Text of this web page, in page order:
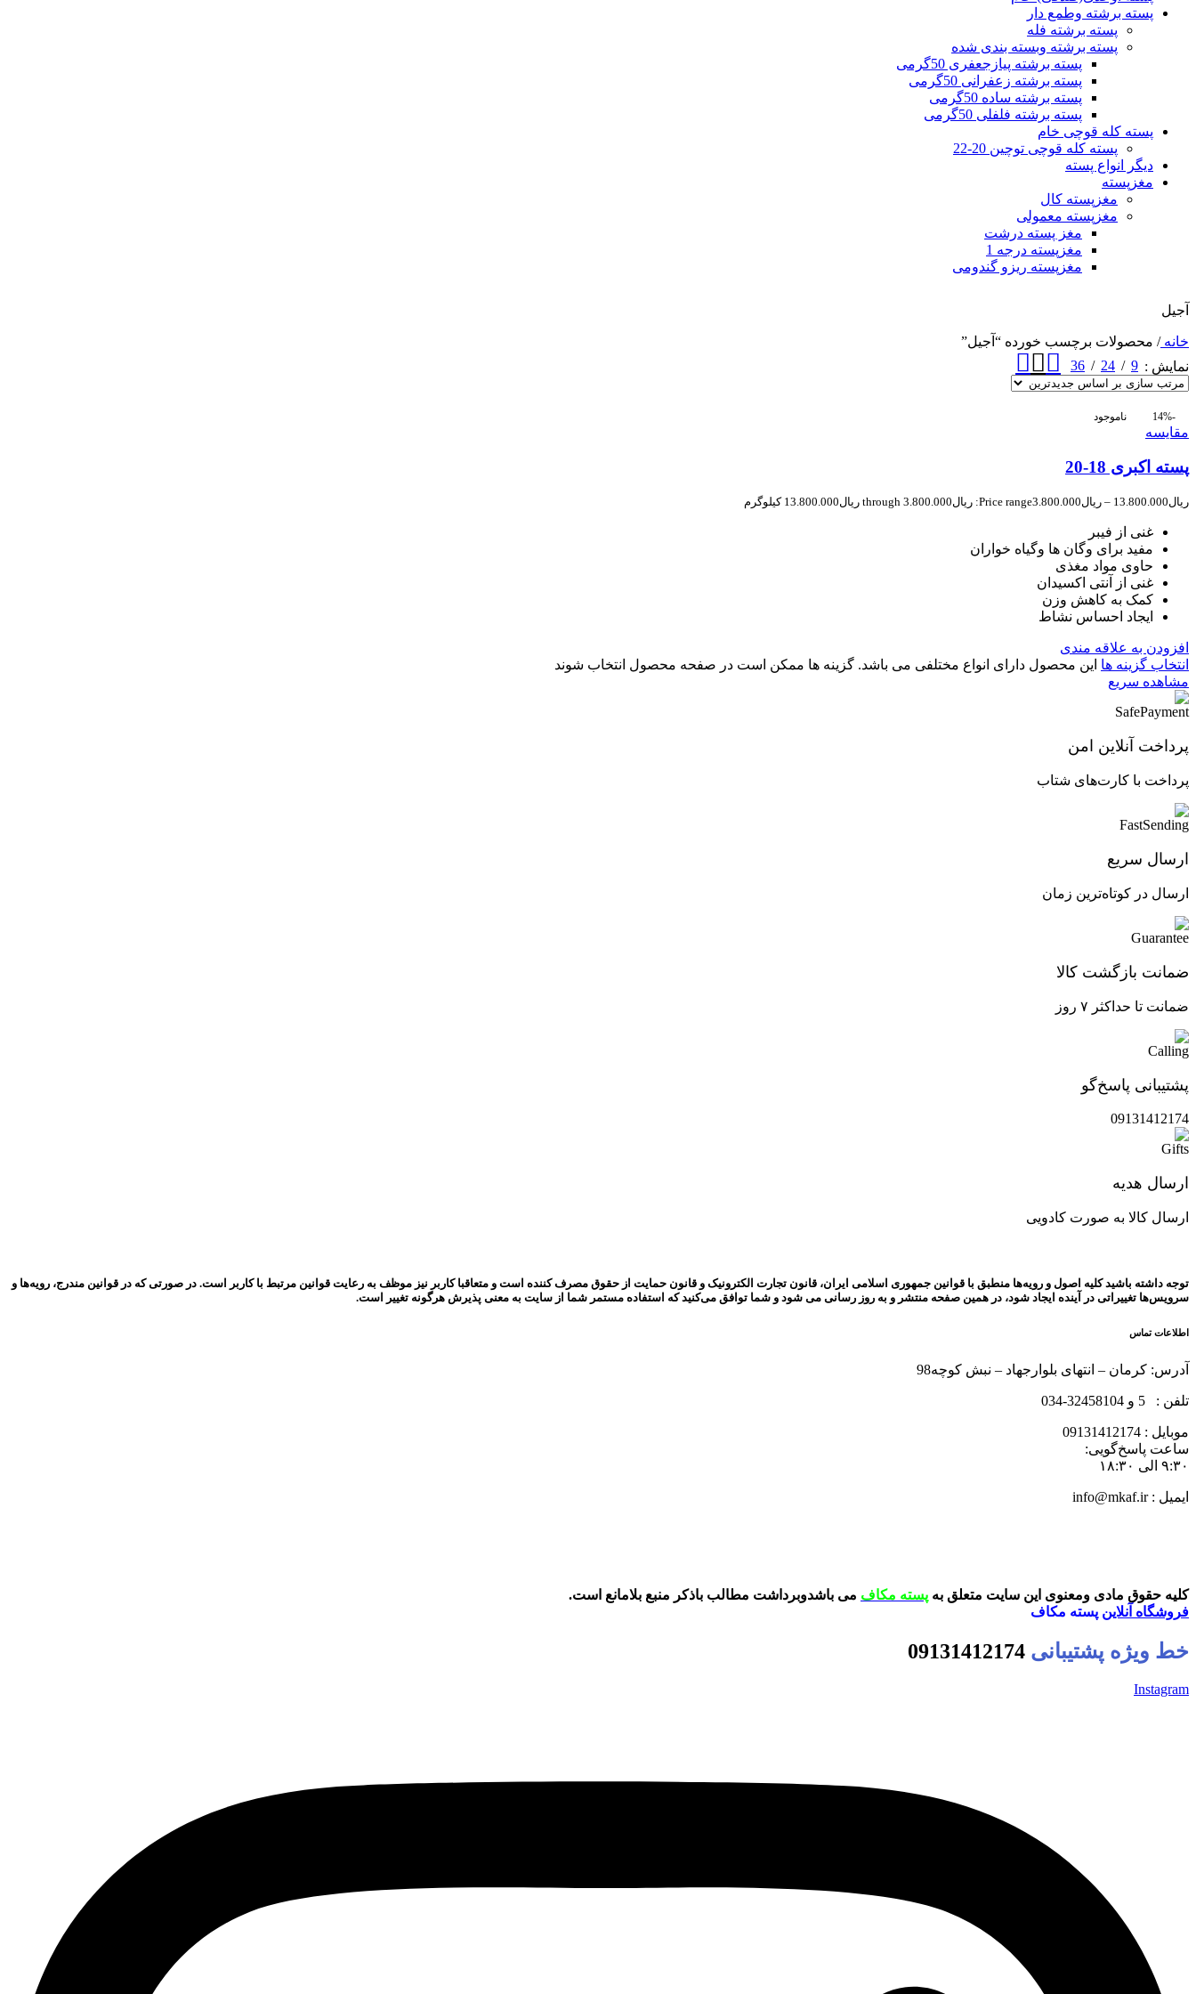
پسته برشته وطمع دار
پسته برشته فله
پسته برشته وبسته بندی شده
پسته برشته پیازجعفری 50گرمی
پسته برشته زعفرانی 50گرمی
پسته برشته ساده 50گرمی
پسته برشته فلفلی 50گرمی
پسته کله قوچی خام
پسته کله قوچی توچین 20-22
دیگر انواع پسته
مغزپسته
مغزپسته کال
مغزپسته معمولی
مغز پسته درشت
مغزپسته درجه 1
مغزپسته ریزو گندومی
آجیل
خانه/ محصولات برچسب خورده “آجیل”
نمایش
9
24
36
-14% ناموجود
مقایسه
پسته اکبری 18-20
ریال13.800.000
– ریال3.800.000Price range: ریال3.800.000 through ریال13.800.000 کیلوگرم
غنی از فیبر
مفید برای وگان ها وگیاه خواران
حاوی مواد مغذی
غنی از آنتی اکسیدان
کمک به کاهش وزن
ایجاد احساس نشاط
افزودن به علاقه مندی
انتخاب گزینه ها این محصول دارای انواع مختلفی می باشد. گزینه ها ممکن است در صفحه محصول انتخاب شوند
مشاهده سریع
پرداخت آنلاین امن
پرداخت با کارت‌های شتاب
ارسال سریع
ارسال در کوتاه‌ترین زمان
ضمانت بازگشت کالا
ضمانت تا حداکثر ۷ روز
پشتیبانی پاسخ‌گو
09131412174
ارسال هدیه
ارسال کالا به صورت کادویی
توجه داشته باشید کلیه اصول و رویه‏‌ها منطبق با قوانین جمهوری اسلامی ایران، قانون تجارت الکترونیک و قانون حمایت از حقوق مصرف کننده است و متعاقبا کاربر نیز موظف به رعایت قوانین مرتبط با کاربر است. در صورتی که در قوانین مندرج، رویه‏‌ها و
سرویس‏‌ها تغییراتی در آینده ایجاد شود، در همین صفحه منتشر و به روز رسانی می شود و شما توافق می‏‌کنید که استفاده مستمر شما از سایت به معنی پذیرش هرگونه تغییر است.
اطلاعات تماس
آدرس: کرمان – انتهای بلوارجهاد – نبش کوچه98
تلفن : 5 و 32458104-034
موبایل : 09131412174
ساعت پاسخ‌گویی:
۹:۳۰ الی ۱۸:۳۰
ایمیل : info@mkaf.ir
کلیه حقوق مادی ومعنوی این سایت متعلق به پسته مکاف می باشدوبرداشت مطالب باذکر منبع بلامانع است.
فروشگاه آنلاین پسته مکاف
خط ویژه پشتیبانی 09131412174
Instagram